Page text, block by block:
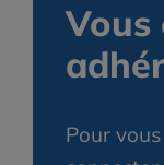
Vous
Pour